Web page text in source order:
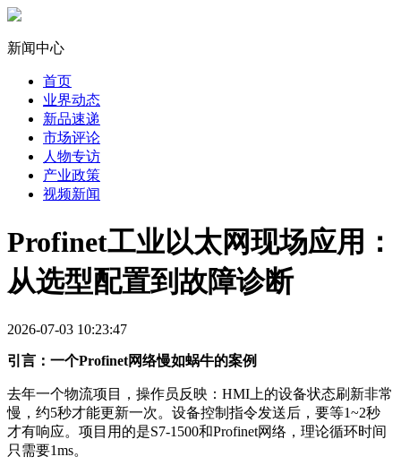
新闻中心
首页
业界动态
新品速递
市场评论
人物专访
产业政策
视频新闻
Profinet工业以太网现场应用：
从选型配置到故障诊断
2026-07-03 10:23:47
引言：一个Profinet网络慢如蜗牛的案例
去年一个物流项目，操作员反映：HMI上的设备状态刷新非常
慢，约5秒才能更新一次。设备控制指令发送后，要等1~2秒
才有响应。项目用的是S7-1500和Profinet网络，理论循环时间
只需要1ms。